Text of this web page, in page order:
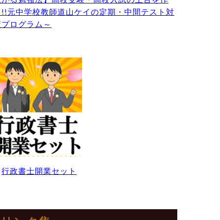
元中学校教師道山ケイの定期・中間テスト対
ログラム～
行政書士開業セット